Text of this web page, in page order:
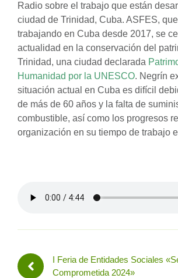
Radio sobre el trabajo que están
ciudad de Trinidad, Cuba. ASFES,
trabajando en Cuba desde 2017, se
actualidad en la conservación del
Trinidad, una ciudad declarada
Humanidad por la UNESCO. Negrín
situación actual en Cuba es difícil
de más de 60 años y la falta de
combustible, así como los progresos
organización en su tiempo de trabajo
I Feria de Entidades Sociales
Comprometida 2024»